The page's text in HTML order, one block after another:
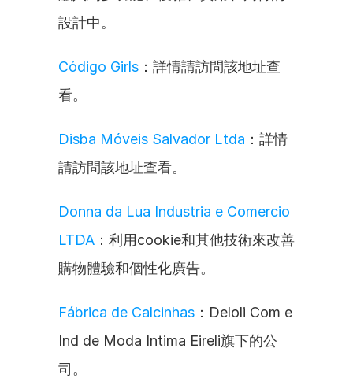
設計中。
Código Girls ：詳情請訪問該地址查
看。
Disba Móveis Salvador Ltda ：詳情
請訪問該地址查看。
Donna da Lua Industria e Comercio
LTDA ：利用cookie和其他技術來改善
購物體驗和個性化廣告。
Fábrica de Calcinhas ：Deloli Com e
Ind de Moda Intima Eireli旗下的公
司。